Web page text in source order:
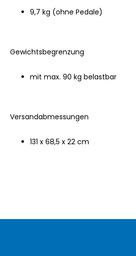
9,7 kg (ohne Pedale)
Gewichtsbegrenzung
mit max. 90 kg belastbar
Versandabmessungen
131 x 68,5 x 22 cm